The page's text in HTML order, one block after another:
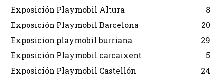
Exposición Playmobil Altura
8
Exposición Playmobil Barcelona
20
Exposicion playmobil burriana
29
Exposición Playmobil carcaixent
5
Exposición Playmobil Castellón
24